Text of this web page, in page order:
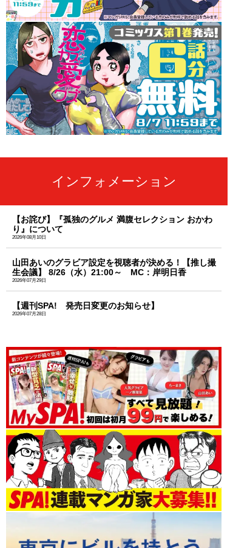
インフォメーション
【お詫び】『孤独のグルメ 満腹セレクション おかわ
り』について
2026年08月10日
山田あいのグラビア設定を視聴者が決める！【推し撮
生会議】 8/26（水）21:00～ MC：岸明日香
2026年07月29日
【週刊SPA! 発売日変更のお知らせ】
2026年07月28日